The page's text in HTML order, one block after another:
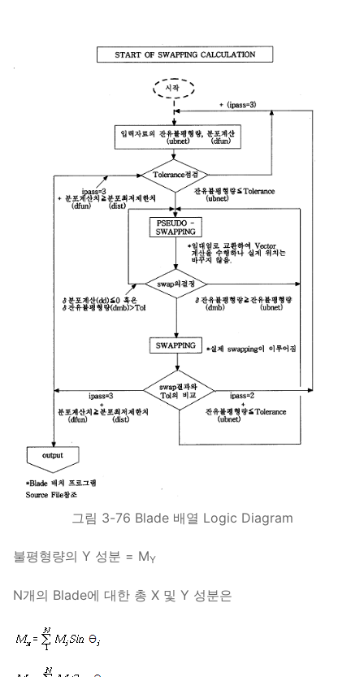
그림 3-76 Blade 배열 Logic Diagram
불평형량의 Y 성분 = MY
N개의 Blade에 대한 총 X 및 Y 성분은